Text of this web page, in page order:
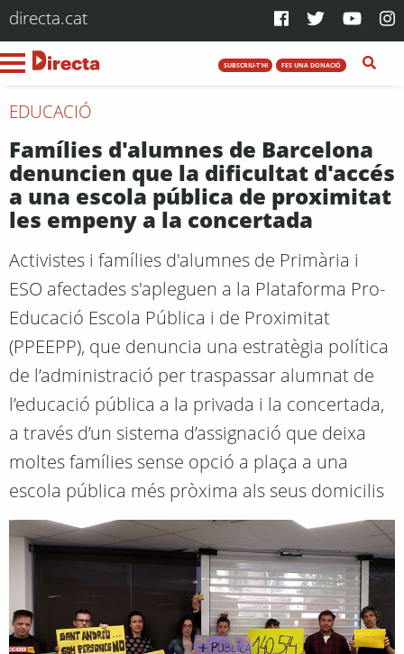
directa.cat
SUBSCRIU-T'HI FES UNA DONACIÓ
EDUCACIÓ
Famílies d'alumnes de Barcelona
denuncien que la dificultat d'accés
a una escola pública de proximitat
les empeny a la concertada
Activistes i famílies d'alumnes de Primària i
ESO afectades s'apleguen a la Plataforma Pro-
Educació Escola Pública i de Proximitat
(PPEEPP), que denuncia una estratègia política
de l’administració per traspassar alumnat de
l’educació pública a la privada i la concertada,
a través d’un sistema d’assignació que deixa
moltes famílies sense opció a plaça a una
escola pública més pròxima als seus domicilis